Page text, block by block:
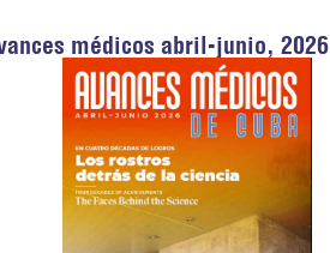
médicos abril-junio, 2026